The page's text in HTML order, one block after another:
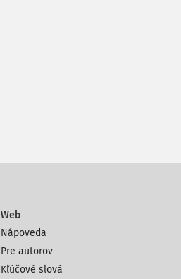
Web
Nápoveda
Pre autorov
Kľúčové slová